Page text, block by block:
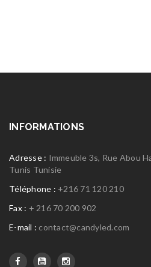
INFORMATIONS
Adresse : Immeuble 3s, Rue Abou
Tunis Tunisie
Téléphone : +216 71 120 210
Fax : + 216 70 200 902
E-mail : contact@candyled.com